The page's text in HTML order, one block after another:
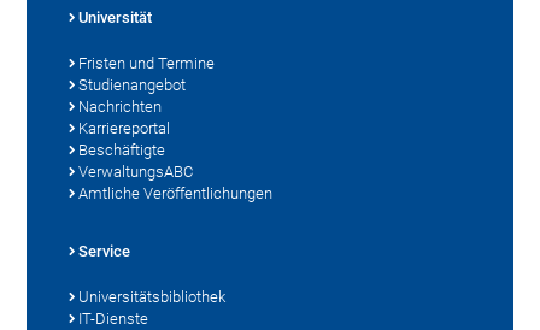
Universität
Fristen und Termine
Studienangebot
Nachrichten
Karriereportal
Beschäftigte
VerwaltungsABC
Amtliche Veröffentlichungen
Service
Universitätsbibliothek
IT-Dienste